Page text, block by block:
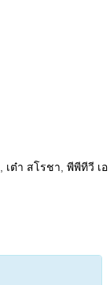
เต๋า สโรชา พีพีทีวี เอ